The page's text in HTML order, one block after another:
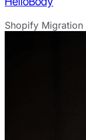
Shopify Migration